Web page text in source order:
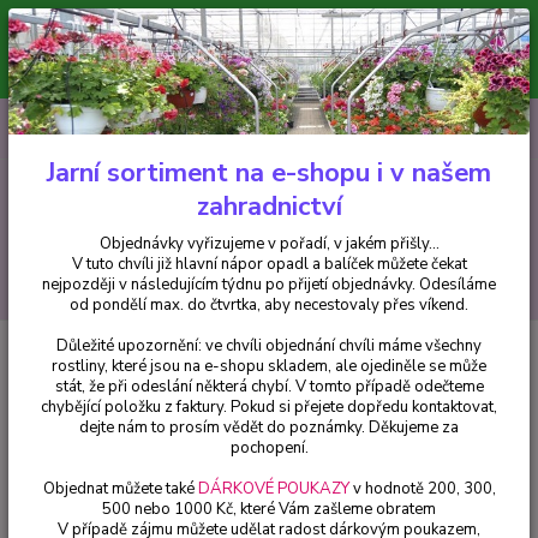
Minimální hodnota pro odeslání z e-shopu je 300 Kč.
V tuto chvíli již hlavní nápor objednávek opadl a balíček můžete čekat
nejpozději v následujícím týdnu po přijetí objednávky. Objednávky
vyřizujeme v pořadí, v jakém přišly...
CZK
Hledat
+420 602 223 614 0ks
za0 Kč
Pelargonie
Pelargónie peltátum-Vicky Pacvicky (Vicky Pacvicky
muškát převislý Pelargónie) - cena za kus v 3-kusovém balení
Pelargónie peltátum-Vicky
Pacvicky (Vicky Pacvicky muškát
převislý Pelargónie) - cena za kus
Jarní sortiment na e-shopu i v našem
zahradnictví
Objednávky vyřizujeme v pořadí, v jakém přišly...
V tuto chvíli již hlavní nápor opadl a balíček můžete čekat
nejpozději v následujícím týdnu po přijetí objednávky. Odesíláme
od pondělí max. do čtvrtka, aby necestovaly přes víkend.
Důležité upozornění: ve chvíli objednání chvíli máme všechny
rostliny, které jsou na e-shopu skladem, ale ojediněle se může
stát, že při odeslání některá chybí. V tomto případě odečteme
chybějící položku z faktury. Pokud si přejete dopředu kontaktovat,
dejte nám to prosím vědět do poznámky. Děkujeme za
pochopení.
Objednat můžete takéDÁRKOVÉ POUKAZYv hodnotě 200, 300,
500 nebo 1000 Kč, které Vám zašleme obratem
V případě zájmu můžete udělat radost dárkovým poukazem,